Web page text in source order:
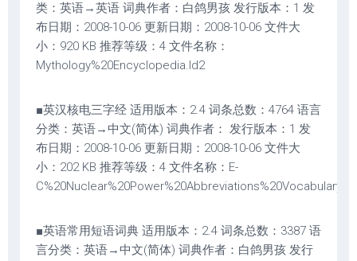
类：英语→英语 词典作者：白鸽男孩 发行版本：1 发
布日期：2008-10-06 更新日期：2008-10-06 文件大
小：920 KB 推荐等级：4 文件名称：
Mythology%20Encyclopedia.ld2
■英汉核电三字经 适用版本：2.4 词条总数：4764 语言
分类：英语→中文(简体) 词典作者： 发行版本：1 发
布日期：2008-10-06 更新日期：2008-10-06 文件大
小：202 KB 推荐等级：4 文件名称：E-
■英语常用短语词典 适用版本：2.4 词条总数：3387 语
言分类：英语→中文(简体) 词典作者：白鸽男孩 发行